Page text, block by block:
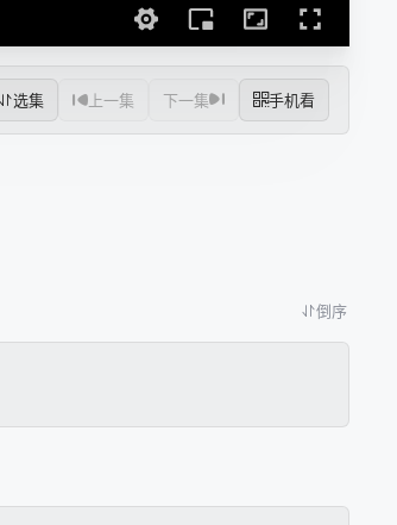
选集 上一集 下一集 手机看
倒序